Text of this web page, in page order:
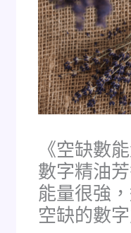
《空缺數
數字精油
能量很強
空缺的數